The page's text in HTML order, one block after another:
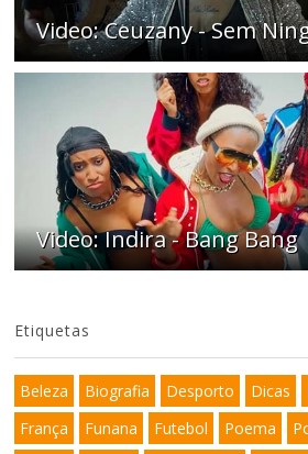
Video: Ceuzany - Sem
Video: Indira - Bang Bang
Etiquetas
Beleza Biografia Desporto Dicas
França
Funana Futebol Poema